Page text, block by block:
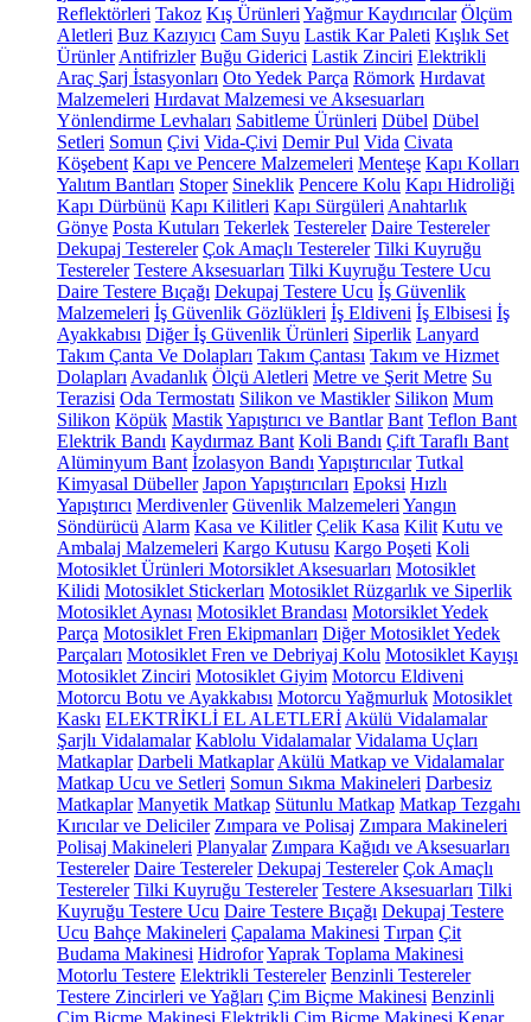
Reflektörleri Takoz Kış Ürünleri Yağmur Kaydırıcılar Ölçüm
Aletleri Buz Kazıyıcı Cam Suyu Lastik Kar Paleti Kışlık Set
Ürünler Antifrizler Buğu Giderici Lastik Zinciri Elektrikli
Araç Şarj İstasyonları Oto Yedek Parça Römork Hırdavat
Malzemeleri Hırdavat Malzemesi ve Aksesuarları
Yönlendirme Levhaları Sabitleme Ürünleri Dübel Dübel
Setleri Somun Çivi Vida-Çivi Demir Pul Vida Civata
Köşebent Kapı ve Pencere Malzemeleri Menteşe Kapı Kolları
Yalıtım Bantları Stoper Sineklik Pencere Kolu Kapı Hidroliği
Kapı Dürbünü Kapı Kilitleri Kapı Sürgüleri Anahtarlık
Gönye Posta Kutuları Tekerlek Testereler Daire Testereler
Dekupaj Testereler Çok Amaçlı Testereler Tilki Kuyruğu
Testereler Testere Aksesuarları Tilki Kuyruğu Testere Ucu
Daire Testere Bıçağı Dekupaj Testere Ucu İş Güvenlik
Malzemeleri İş Güvenlik Gözlükleri İş Eldiveni İş Elbisesi İş
Ayakkabısı Diğer İş Güvenlik Ürünleri Siperlik Lanyard
Takım Çanta Ve Dolapları Takım Çantası Takım ve Hizmet
Dolapları Avadanlık Ölçü Aletleri Metre ve Şerit Metre Su
Terazisi Oda Termostatı Silikon ve Mastikler Silikon Mum
Silikon Köpük MastikYapıştırıcı ve Bantlar Bant Teflon Bant
Elektrik Bandı Kaydırmaz Bant Koli Bandı Çift Taraflı Bant
Alüminyum Bant İzolasyon Bandı Yapıştırıcılar Tutkal
Kimyasal Dübeller Japon Yapıştırıcıları Epoksi Hızlı
Yapıştırıcı Merdivenler Güvenlik Malzemeleri Yangın
Söndürücü Alarm Kasa ve Kilitler Çelik Kasa Kilit Kutu ve
Ambalaj Malzemeleri Kargo Kutusu Kargo Poşeti Koli
Motosiklet Ürünleri Motorsiklet Aksesuarları Motosiklet
Kilidi Motosiklet Stickerları Motosiklet Rüzgarlık ve Siperlik
Motosiklet Aynası Motosiklet Brandası Motorsiklet Yedek
Parça Motosiklet Fren Ekipmanları Diğer Motosiklet Yedek
Parçaları Motosiklet Fren ve Debriyaj Kolu Motosiklet Kayışı
Motosiklet Zinciri Motosiklet Giyim Motorcu Eldiveni
Motorcu Botu ve Ayakkabısı Motorcu Yağmurluk Motosiklet
Kaskı ELEKTRİKLİ EL ALETLERİ Akülü Vidalamalar
Şarjlı Vidalamalar Kablolu Vidalamalar Vidalama Uçları
Matkaplar Darbeli Matkaplar Akülü Matkap ve Vidalamalar
Matkap Ucu ve Setleri Somun Sıkma Makineleri Darbesiz
Matkaplar Manyetik Matkap Sütunlu Matkap Matkap Tezgahı
Kırıcılar ve Deliciler Zımpara ve Polisaj Zımpara Makineleri
Polisaj Makineleri Planyalar Zımpara Kağıdı ve Aksesuarları
Testereler Daire Testereler Dekupaj Testereler Çok Amaçlı
Testereler Tilki Kuyruğu Testereler Testere Aksesuarları Tilki
Kuyruğu Testere Ucu Daire Testere Bıçağı Dekupaj Testere
Ucu Bahçe Makineleri Çapalama Makinesi Tırpan Çit
Budama Makinesi HidroforYaprak Toplama Makinesi
Motorlu Testere Elektrikli Testereler Benzinli Testereler
Testere Zincirleri ve Yağları Çim Biçme Makinesi Benzinli
Çim Biçme Makinesi Elektrikli Çim Biçme Makinesi Kenar